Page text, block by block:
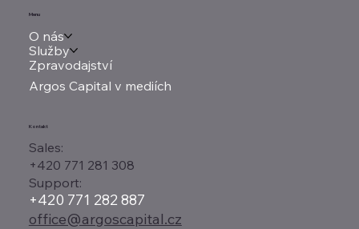
Menu
O nás
Služby
Zpravodajství
Argos Capital v mediích
Kontakt
Sales:
+420 771 281 308
Support:
+420 771 282 887
office@argoscapital.cz